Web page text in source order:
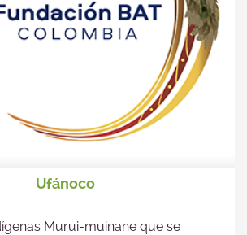
Ufánoco
Murui-muinane que se